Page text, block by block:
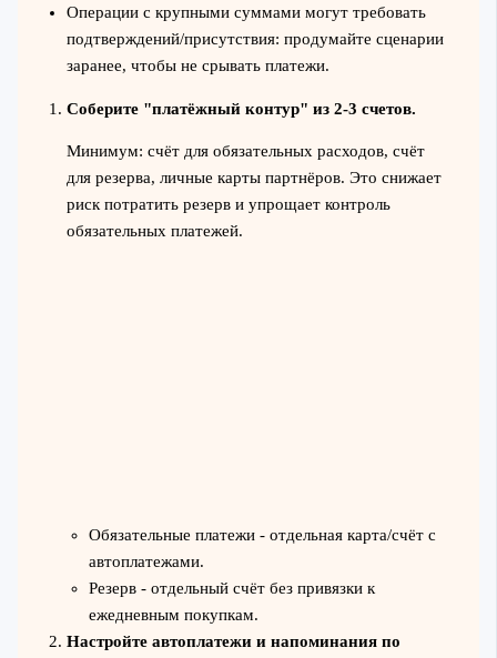
Операции с крупными суммами могут требовать
подтверждений/присутствия: продумайте сценарии
заранее, чтобы не срывать платежи.
Соберите "платёжный контур" из 2-3 счетов.
Минимум: счёт для обязательных расходов, счёт
для резерва, личные карты партнёров. Это снижает
риск потратить резерв и упрощает контроль
обязательных платежей.
Обязательные платежи - отдельная карта/счёт с
автоплатежами.
Резерв - отдельный счёт без привязки к
ежедневным покупкам.
Настройте автоплатежи и напоминания по